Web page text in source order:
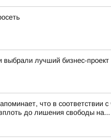
выбрали лучший бизнес-проект
что в
до лишения свободы на...